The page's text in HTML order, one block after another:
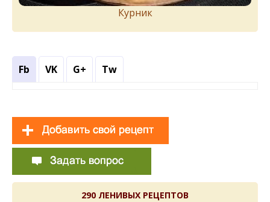
Курник
Fb VK G+ Tw
290 ЛЕНИВЫХ РЕЦЕПТОВ